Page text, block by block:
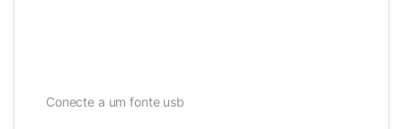
Conecte a um fonte usb